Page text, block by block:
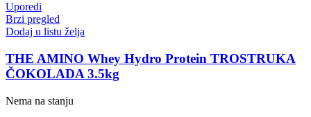
Uporedi
Brzi pregled
Dodaj u listu želja
THE AMINO Whey Hydro Protein TROSTRUKA
ČOKOLADA 3.5kg
Nema na stanju